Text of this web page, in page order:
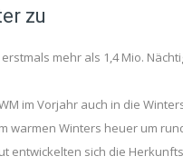
zu
mehr als 1,4 Mio.
im Vorjahr auch in die
Winters heuer um
entwickelten sich die